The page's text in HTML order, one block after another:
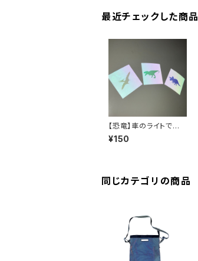
最近チェックした商品
【恐竜】車のライトで光
る！シール
¥150
同じカテゴリの商品